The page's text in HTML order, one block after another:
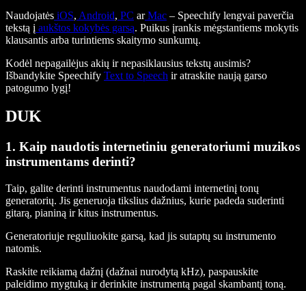
Naudojatės iOS, Android, PC arMac – Speechify lengvai paverčia
tekstą į aukštos kokybės garsą. Puikus įrankis mėgstantiems mokytis
klausantis arba turintiems skaitymo sunkumų.
Kodėl nepagailėjus akių ir nepasiklausius tekstų ausimis?
Išbandykite Speechify Text to Speech ir atraskite naują garso
patogumo lygį!
DUK
1. Kaip naudotis internetiniu generatoriumi muzikos
instrumentams derinti?
Taip, galite derinti instrumentus naudodami internetinį tonų
generatorių. Jis generuoja tikslius dažnius, kurie padeda suderinti
gitarą, pianiną ir kitus instrumentus.
Generatoriuje reguliuokite garsą, kad jis sutaptų su instrumento
natomis.
Raskite reikiamą dažnį (dažnai nurodytą kHz), paspauskite
paleidimo mygtuką ir derinkite instrumentą pagal skambantį toną.